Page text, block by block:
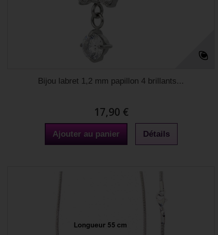
Bijou labret 1,2 mm papillon 4 brillants...
17,90 €
Ajouter au panier Détails